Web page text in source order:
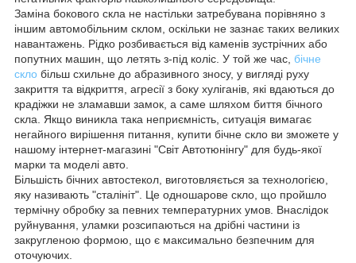
Заміна бокового скла не настільки затребувана порівняно з
іншим автомобільним склом, оскільки не зазнає таких великих
навантажень. Рідко розбивається від каменів зустрічних або
попутних машин, що летять з-під коліс. У той же час, бічне
скло більш схильне до абразивного зносу, у вигляді руху
закриття та відкриття, агресії з боку хуліганів, які вдаються до
крадіжки не зламавши замок, а саме шляхом биття бічного
скла. Якщо виникла така неприємність, ситуація вимагає
негайного вирішення питання, купити бічне скло ви зможете у
нашому інтернет-магазині "Світ Автотюнінгу" для будь-якої
марки та моделі авто.
Більшість бічних автостекол, виготовляється за технологією,
яку називають "сталініт". Це одношарове скло, що пройшло
термічну обробку за певних температурних умов. Внаслідок
руйнування, уламки розсипаються на дрібні частини із
закругленою формою, що є максимально безпечним для
оточуючих.